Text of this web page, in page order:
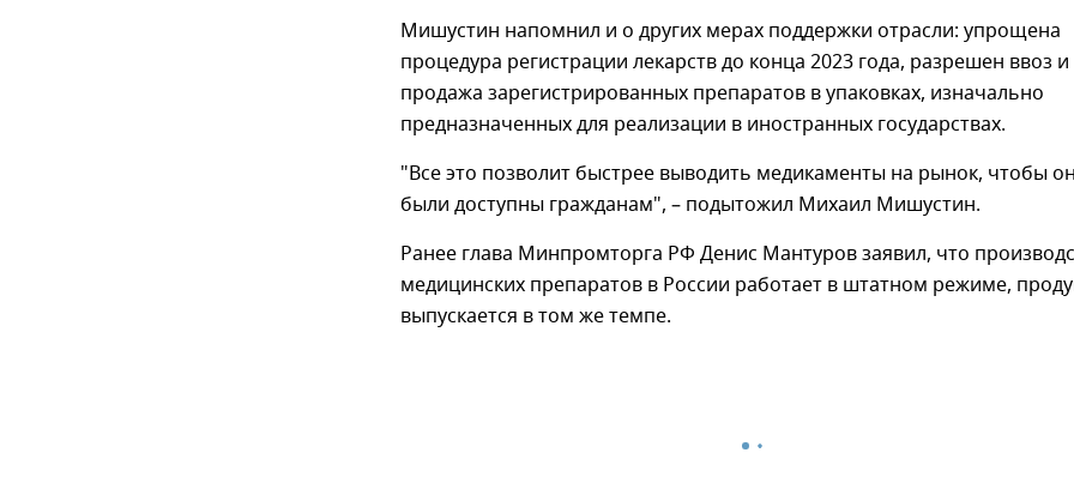
Мишустин напомнил и о других мерах поддержки отрасли: упрощена
процедура регистрации лекарств до конца 2023 года, разрешен ввоз и
продажа зарегистрированных препаратов в упаковках, изначально
предназначенных для реализации в иностранных государствах.
"Все это позволит быстрее выводить медикаменты на рынок, чтобы
были доступны гражданам", – подытожил Михаил Мишустин.
Ранее глава Минпромторга РФ Денис Мантуров заявил, что
медицинских препаратов в России работает в штатном режиме,
выпускается в том же темпе.